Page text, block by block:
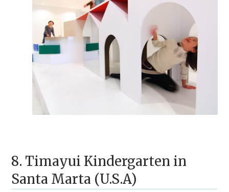
8. Timayui Kindergarten in
Santa Marta (U.S.A)